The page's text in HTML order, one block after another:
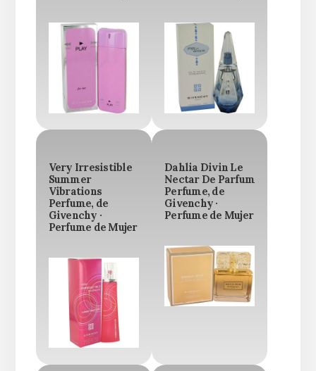
Very Irresistible
Summer
Vibrations
Perfume, de
Givenchy ·
Perfume de Mujer
Dahlia Divin Le
Nectar De Parfum
Perfume, de
Givenchy ·
Perfume de Mujer